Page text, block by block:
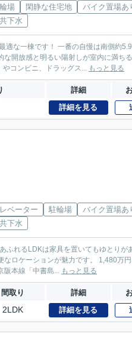
場 閑静な住宅地
バイク置場あ
下水
適な一棟です！ 一番の自慢は南側約
開放感と明るい陽射しが室内に満ち
、業務スーパー（徒歩3分）やコンビニ、ドラッグス... もっと見る
詳細
詳細を見る
ベーター 駐輪場
バイク置場あ
下水
ふれるLDKは家具を置いてもゆとりが
魅力です。 1,480万円という手頃
阪本線「中書島... もっと見る
間取り 詳細
2LDK 詳細を見る